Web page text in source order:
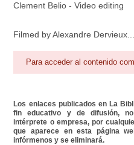
Clement Belio - Video editing
Filmed by Alexandre Dervieux...
Para acceder al contenido
Los enlaces publicados en La
fin educativo y de difusión,
intérprete o empresa, por
que aparece en esta página
infórmenos y se eliminará.